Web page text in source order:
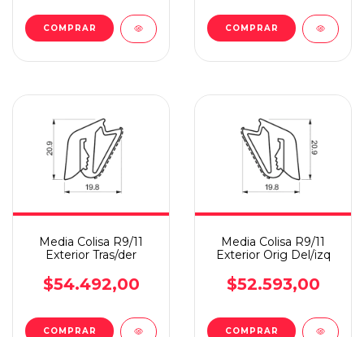
Media Colisa R9/11
Exterior Tras/der
$54.492,00
Media Colisa R9/11
Exterior Orig Del/izq
$52.593,00